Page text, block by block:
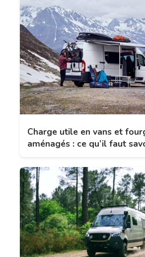
Charge utile en vans et
aménagés : ce qu’il faut